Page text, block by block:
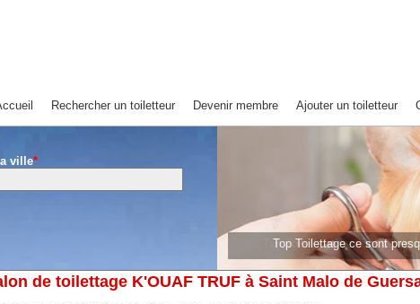
Rechercher un toiletteur Devenir membre Ajouter un toiletteur
ville*
Top Toilettage ce sont
de toilettage K'OUAF TRUF à Saint Malo de